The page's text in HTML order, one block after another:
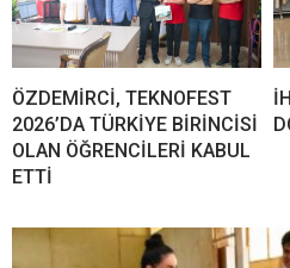
ÖZDEMİRCİ, TEKNOFEST
2026’DA TÜRKİYE BİRİNCİSİ
OLAN ÖĞRENCİLERİ KABUL
ETTİ